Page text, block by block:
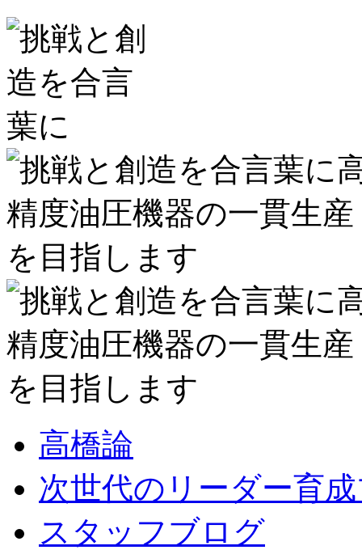
高橋論
次世代のリーダー育
スタッフブログ